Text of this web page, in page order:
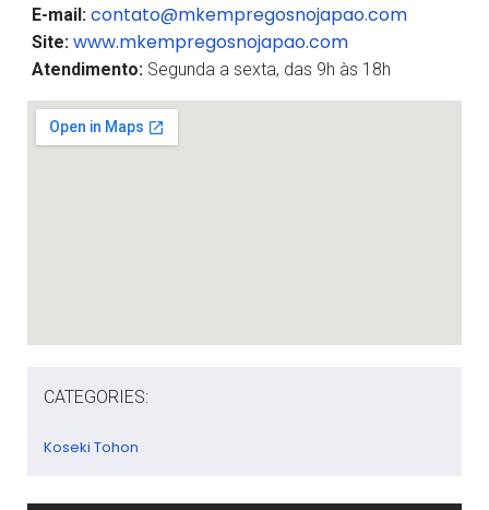
E-mail: contato@mkempregosnojapao.com
Site: www.mkempregosnojapao.com
Atendimento: Segunda a sexta, das 9h às 18h
CATEGORIES:
Koseki Tohon